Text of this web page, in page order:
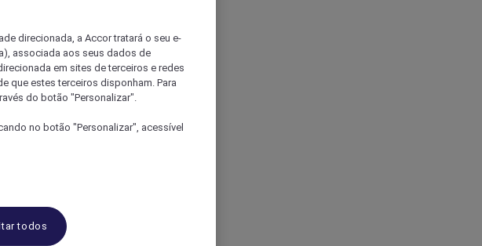
direcionada, a Accor tratará o seu e-
associada aos seus dados de
em sites de terceiros e redes
que estes terceiros disponham. Para
do botão "Personalizar".
no botão "Personalizar", acessível
todos